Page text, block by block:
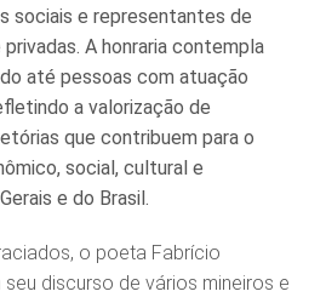
sociais e representantes de
A honraria contempla
até pessoas com atuação
a valorização de
que contribuem para o
social, cultural e
e do Brasil.
o poeta Fabrício
seu discurso de vários mineiros e